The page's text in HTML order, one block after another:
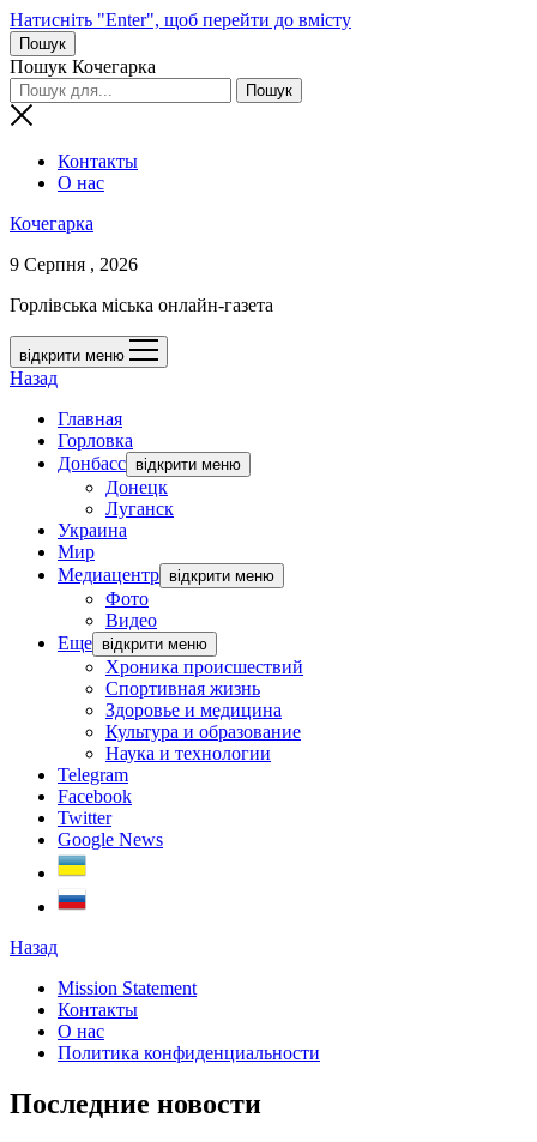
Натисніть "Enter", щоб перейти до вмісту
Пошук
Пошук Кочегарка
Контакты
О нас
Кочегарка
9 Серпня , 2026
Горлівська міська онлайн-газета
відкрити меню
Назад
Главная
Горловка
Донбасс відкрити меню
Донецк
Луганск
Украина
Мир
Медиацентр відкрити меню
Фото
Видео
Еще відкрити меню
Хроника происшествий
Спортивная жизнь
Здоровье и медицина
Культура и образование
Наука и технологии
Telegram
Facebook
Twitter
Google News
Назад
Mission Statement
Контакты
О нас
Политика конфиденциальности
Последние новости